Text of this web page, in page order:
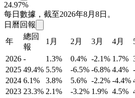
24.97%
每日數據，截至2026年8月8日。
日曆回報
年
總回
報
1月 2月 3月 4月
2026 - 1.3% 0.4% -2.1% 1.7%
2025 49.4% 5.5% -6.5% -6.8% 4.4%
2024 6.1% 3.8% 5.6% -2.2% -4.4%
2023 23.3% 2.1% -3.2% 1.9% 4.5%